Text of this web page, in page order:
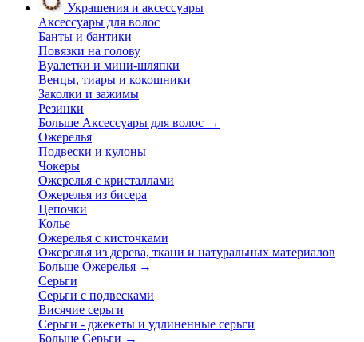
Украшения и аксессуары
Аксессуары для волос
Банты и бантики
Повязки на голову
Вуалетки и мини-шляпки
Венцы, тиары и кокошники
Заколки и зажимы
Резинки
Больше Аксессуары для волос →
Ожерелья
Подвески и кулоны
Чокеры
Ожерелья с кристаллами
Ожерелья из бисера
Цепочки
Колье
Ожерелья с кисточками
Ожерелья из дерева, ткани и натуральных материалов
Больше Ожерелья →
Серьги
Серьги с подвесками
Висячие серьги
Серьги - джекеты и удлиненные серьги
Больше Серьги →